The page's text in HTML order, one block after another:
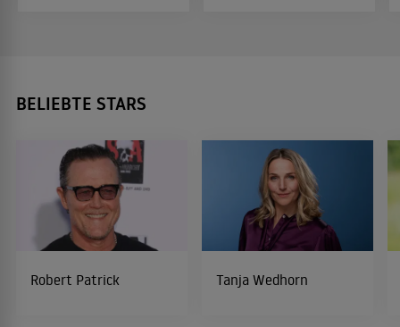
BELIEBTE STARS
Robert Patrick Tanja Wedhorn